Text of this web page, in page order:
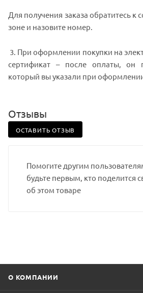
Для получения заказа обратитесь к
зоне и назовите номер.
3. При оформлении покупки на
сертификат – после оплаты, он
который вы указали при оформлении
Отзывы
ОСТАВИТЬ ОТЗЫВ
Помогите другим
будьте первым, кто поделится
об этом товаре
О КОМПАНИИ